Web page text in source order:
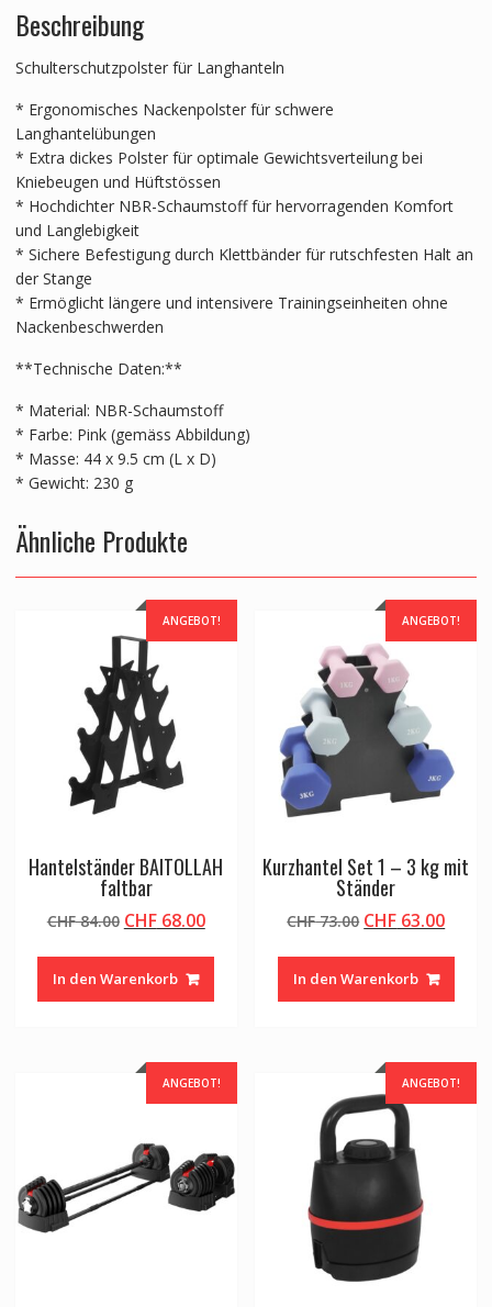
Beschreibung
Schulterschutzpolster für Langhanteln
* Ergonomisches Nackenpolster für schwere
Langhantelübungen
* Extra dickes Polster für optimale Gewichtsverteilung bei
Kniebeugen und Hüftstössen
* Hochdichter NBR-Schaumstoff für hervorragenden Komfort
und Langlebigkeit
* Sichere Befestigung durch Klettbänder für rutschfesten Halt an
der Stange
* Ermöglicht längere und intensivere Trainingseinheiten ohne
Nackenbeschwerden
**Technische Daten:**
* Material: NBR-Schaumstoff
* Farbe: Pink (gemäss Abbildung)
* Masse: 44 x 9.5 cm (L x D)
* Gewicht: 230 g
Ähnliche Produkte
ANGEBOT!
Hantelständer BAITOLLAH
faltbar
CHF84.00 Ursprünglicher
war:
CHF 84.00
CHF68.00Aktueller
In den Warenkorb
ANGEBOT!
Kurzhantel Set 1 – 3 kg mit
Ständer
CHF73.00 Ursprünglicher
war:
CHF 73.00
CHF 63.00
In den Warenkorb
ANGEBOT! ANGEBOT!